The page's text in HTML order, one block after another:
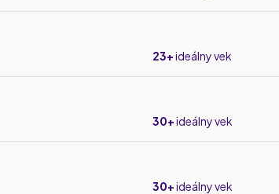
23+ideálny vek
30+ideálny vek
30+ideálny vek